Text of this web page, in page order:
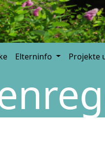
Elterninfo Projekte